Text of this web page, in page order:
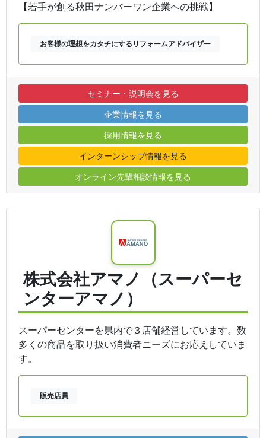
【若手が創る秋田ナンバーワン企業への挑戦】
お客様の理想をカタチにするリフォームアドバイザー
セミナー・説明会を見る
企業情報を見る
採用情報を見る
インターンシップ情報を見る
オンライン先輩相談情報を見る
株式会社アマノ（スーパーセ
ンターアマノ）
スーパーセンターを県内で３店舗経営しています。数
多くの商品を取り扱い消費者ニーズにお応えしていま
す。
販売店員